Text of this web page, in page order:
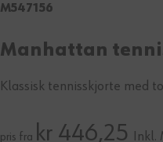
M547156
Manhattan
Klassisk tennisskjorte med
pris fra kr 446,25 Inkl.